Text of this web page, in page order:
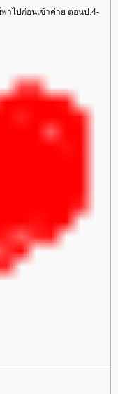
าไปก่อนเข้าค่าย ตอนป.4-